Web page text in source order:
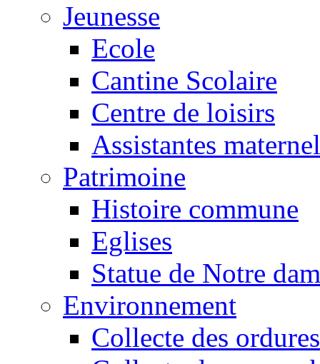
Jeunesse
Ecole
Cantine Scolaire
Centre de loisirs
Assistantes
Patrimoine
Histoire commune
Eglises
Statue de Notre
Environnement
Collecte des ordures